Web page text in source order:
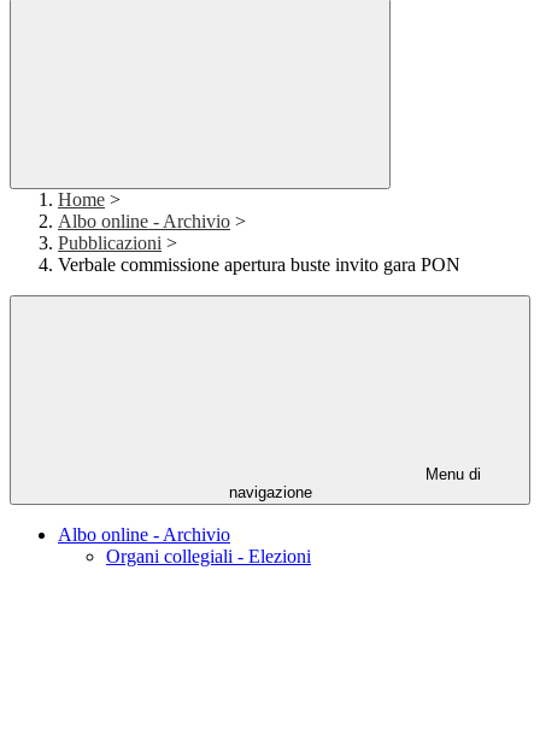
Home >
Albo online - Archivio >
Pubblicazioni >
Verbale commissione apertura buste invito gara PON
Menu di
navigazione
Albo online - Archivio
Organi collegiali - Elezioni